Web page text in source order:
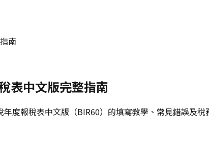
南
表中文版完整指南
度報稅表中文版（BIR60）的填寫教學、常見錯誤及稅